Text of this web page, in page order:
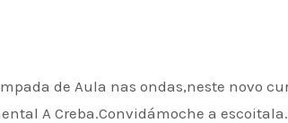
A Creba.Convidámoche a escoitala.